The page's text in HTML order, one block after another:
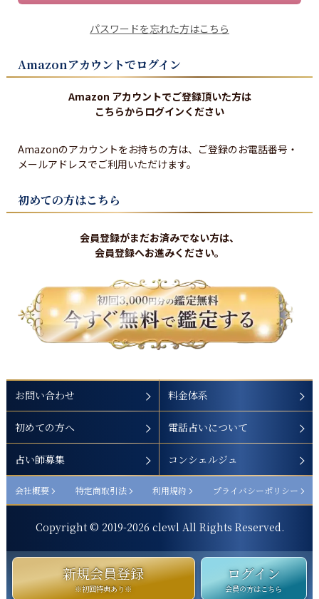
パスワードを忘れた方はこちら
Amazonアカウントでログイン
Amazon アカウントでご登録頂いた方は
こちらからログインください
Amazonのアカウントをお持ちの方は、ご登録のお電話番号・
メールアドレスでご利用いただけます。
初めての方はこちら
会員登録がまだお済みでない方は、
会員登録へお進みください。
お問い合わせ 料金体系
初めての方へ 電話占いについて
占い師募集 コンシェルジュ
会社概要 特定商取引法 利用規約 プライバシーポリシー
Copyright © 2019-2026 clewl All Rights Reserved.
新規会員登録
※初回特典あり※
ログイン
会員の方はこちら